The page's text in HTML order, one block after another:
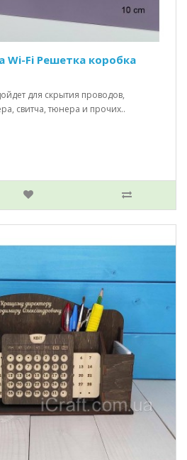
Wi-Fi Решетка коробка
для скрытия проводов,
свитча, тюнера и прочих..